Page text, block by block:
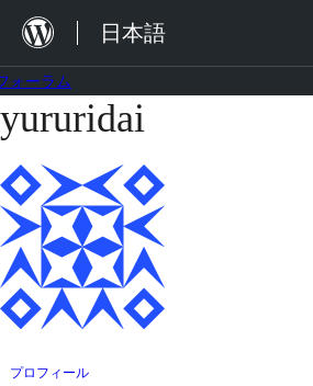
を
ス
キ
ッ
プ
日本語
ォーラム
コ
ン
テ
ン
ツ
へ
ス
ッ
yururidai
プロフィール